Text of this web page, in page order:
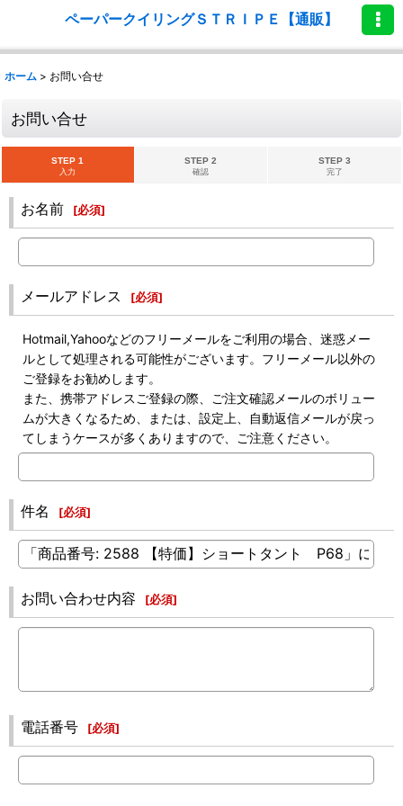
ペーパークイリングＳＴＲＩＰＥ【通販】
ホーム > お問い合せ
お問い合せ
STEP 1
入力
STEP 2
確認
STEP 3
完了
お名前 [必須]
メールアドレス [必須]
Hotmail,Yahooなどのフリーメールをご利用の場合、迷惑メー
ルとして処理される可能性がございます。フリーメール以外の
ご登録をお勧めします。
また、携帯アドレスご登録の際、ご注文確認メールのボリュー
ムが大きくなるため、または、設定上、自動返信メールが戻っ
てしまうケースが多くありますので、ご注意ください。
件名 [必須]
お問い合わせ内容 [必須]
電話番号 [必須]